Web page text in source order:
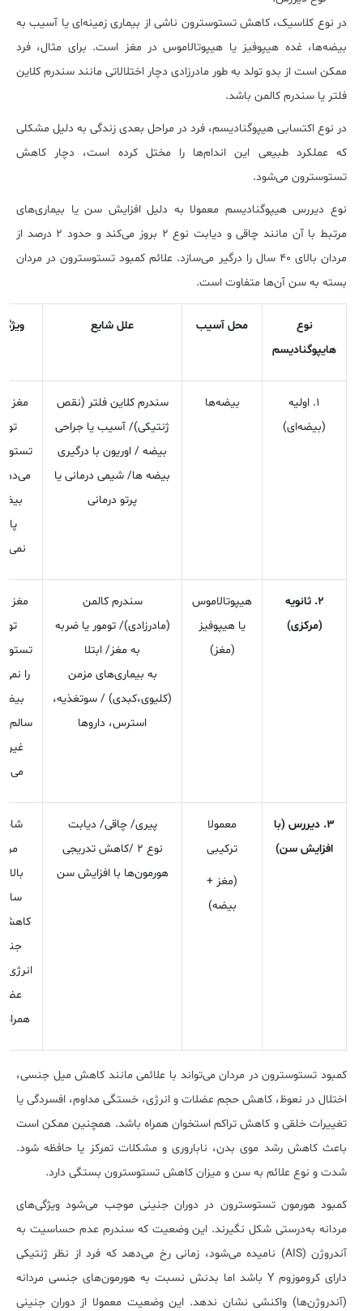
در نوع کلاسیک، کاهش تستوسترون ناشی از بیماری زمینه‌ای یا آسیب به
بیضه‌ها، غده هیپوفیز یا هیپوتالاموس در مغز است. برای مثال، فرد
ممکن است از بدو تولد به طور مادرزادی دچار اختلالاتی مانند سندرم کلاین
فلتر یا سندرم کالمن باشد.
در نوع اکتسابی هیپوگنادیسم، فرد در مراحل بعدی زندگی به دلیل مشکلی
که عملکرد طبیعی این اندام‌ها را مختل کرده است، دچار کاهش
تستوسترون می‌شود.
نوع دیررس هیپوگنادیسم معمولا به دلیل افزایش سن یا بیماری‌های
مرتبط با آن مانند چاقی و دیابت نوع ۲ بروز می‌کند و حدود ۲ درصد از
مردان بالای ۴۰ سال را درگیر می‌سازد. علائم کمبود تستوسترون در مردان
بسته به سن آن‌ها متفاوت است.
نوع
هایپوگنادیسم
محل آسیب علل شایع
۱. اولیه
(بیضه‌ای)
بیضه‌ها
سندرم کلاین ‌فلتر (نقص
ژنتیکی)/ آسیب یا جراحی
بیضه / اوریون با درگیری
بیضه‌ ها/ شیمی ‌درمانی یا
پرتو درمانی
مغز
۲. ثانویه
(مرکزی)
هیپوتالاموس
یا هیپوفیز
(مغز)
سندرم کالمن
(مادرزادی)/ تومور یا ضربه
به مغز/ ابتلا
به بیماری‌های مزمن
(کلیوی،کبدی) / سو‌تغذیه،
استرس، داروها
مغز
را
۳. دیررس (با
افزایش سن)
معمولا
ترکیبی
(مغز +
بیضه)
پیری/ چاقی/ دیابت
نوع ۲ /کاهش تدریجی
هورمون‌ها با افزایش سن
کاهش
انرژی
کمبود تستوسترون در مردان می‌تواند با علائمی مانند کاهش میل جنسی،
اختلال در نعوظ، کاهش حجم عضلات و انرژی، خستگی مداوم، افسردگی یا
تغییرات خلقی و کاهش تراکم استخوان همراه باشد. همچنین ممکن است
باعث کاهش رشد موی بدن، ناباروری و مشکلات تمرکز یا حافظه شود.
شدت و نوع علائم به سن و میزان کاهش تستوسترون بستگی دارد.
کمبود هورمون تستوسترون در دوران جنینی موجب می‌شود ویژگی‌های
مردانه به‌درستی شکل نگیرند. این وضعیت که سندرم عدم حساسیت به
آندروژن (AIS) نامیده می‌شود، زمانی رخ می‌دهد که فرد از نظر ژنتیکی
دارای کروموزوم Y باشد اما بدنش نسبت به هورمون‌های جنسی مردانه
(آندروژن‌ها) واکنشی نشان ندهد. این وضعیت معمولا از دوران جنینی